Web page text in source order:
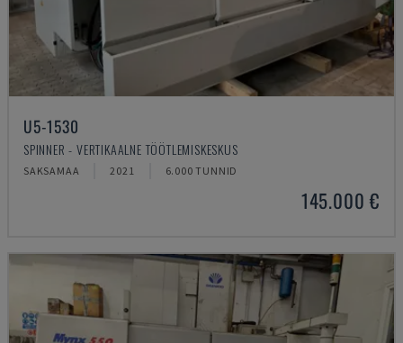
U5-1530
SPINNER - VERTIKAALNE TÖÖTLEMISKESKUS
SAKSAMAA 2021 6.000 TUNNID
145.000 €